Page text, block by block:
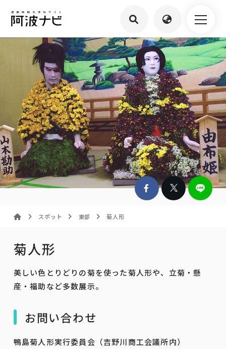
スポット 東部 菊人形
菊人形
美しい色とりどりの菊を使った菊人形や、立菊・懸
産・福助など多数展示。
お問い合わせ
鴨島菊人形実行委員会（吉野川商工会議所内）